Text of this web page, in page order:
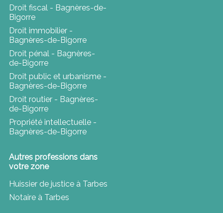
Droit fiscal - Bagnères-de-
Bigorre
Droit immobilier -
Bagnères-de-Bigorre
Droit pénal - Bagnères-
de-Bigorre
Droit public et urbanisme -
Bagnères-de-Bigorre
Droit routier - Bagnères-
de-Bigorre
Propriété intellectuelle -
Bagnères-de-Bigorre
Autres professions dans
votre zone
Huissier de justice à Tarbes
Notaire à Tarbes